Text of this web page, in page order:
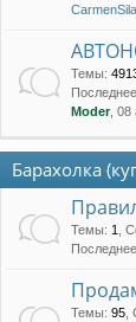
CarmenSila
Темы:
Moder, 08
Барахолка
Темы: 1
Темы: 95